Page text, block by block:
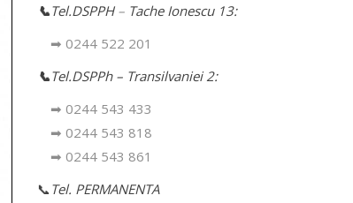
📞Tel.DSPPH – Tache Ionescu 13:
➡ 0244 522 201
📞Tel.DSPPh – Transilvaniei 2:
➡ 0244 543 433
➡ 0244 543 818
➡ 0244 543 861
📞 Tel. PERMANENTA